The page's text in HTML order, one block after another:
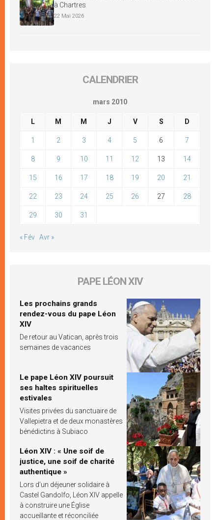
à Chartres
22 Mai 2026
CALENDRIER
mars 2010
L M M J V S D
1 2 3 4 5 6 7
8 9 10 11 12 13 14
15 16 17 18 19 20 21
22 23 24 25 26 27 28
29 30 31
« Fév Avr »
PAPE LÉON XIV
Les prochains grands
rendez-vous du pape Léon
XIV
De retour au Vatican, après trois
semaines de vacances
Le pape Léon XIV poursuit
ses haltes spirituelles
estivales
Visites privées du sanctuaire de
Vallepietra et de deux monastères
bénédictins à Subiaco
Léon XIV : « Une soif de
justice, une soif de charité
authentique »
Lors d’un déjeuner solidaire à
Castel Gandolfo, Léon XIV appelle
à construire une Église
accueillante et réconciliée